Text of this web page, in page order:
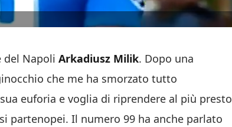
del Napoli Arkadiusz Milik. Dopo una
che me ha smorzato tutto
euforia e voglia di riprendere al più presto
partenopei. Il numero 99 ha anche parlato